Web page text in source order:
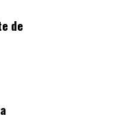
el primer
a MYPES y
detrás de los
del país. En
de S/500,000
de